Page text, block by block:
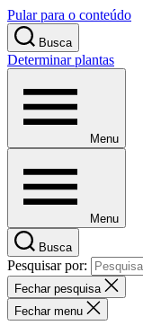
Pular para o conteúdo
Busca
Determinar plantas
Menu
Menu
Busca
Pesquisar por:
Fechar pesquisa
Fechar menu